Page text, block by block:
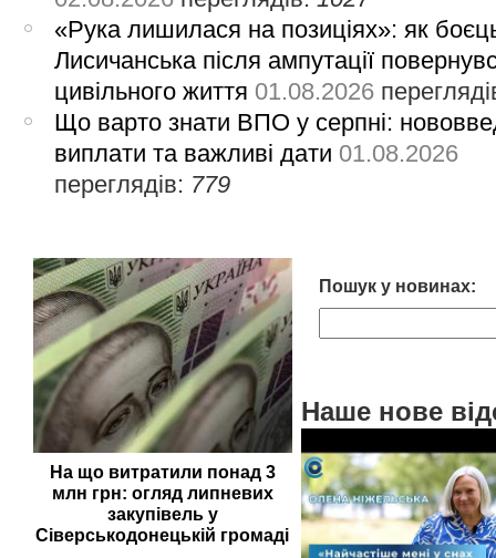
«Рука лишилася на позиціях»: як
Лисичанська після ампутації
цивільного життя 01.08.2026
Що варто знати ВПО у серпні:
виплати та важливі дати 01.08.2026
переглядів: 779
На що витратили понад 3
млн грн: огляд липневих
закупівель у
Сіверськодонецькій громаді
Пошук у новинах:
Наше нове